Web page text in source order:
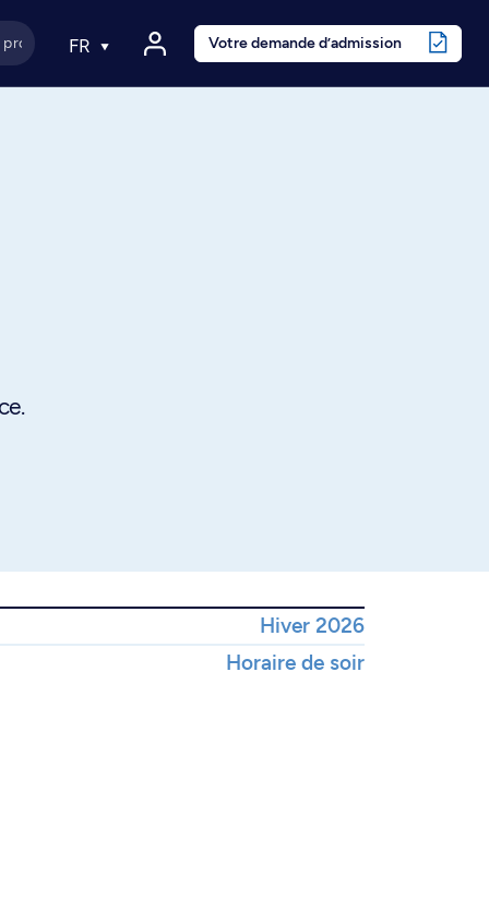
FR Votre demande d’admission
Hiver 2026
Horaire de soir